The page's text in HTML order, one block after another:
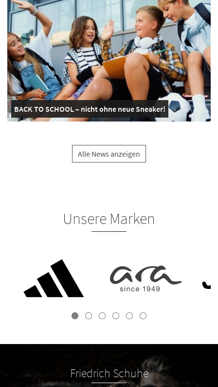
BACK TO SCHOOL – nicht ohne neue Sneaker!
Alle News anzeigen
Unsere Marken
Friedrich Schuhe